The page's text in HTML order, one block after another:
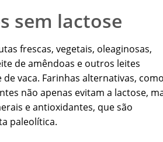
sem lactose
frescas, vegetais, oleaginosas,
de amêndoas e outros leites
vaca. Farinhas alternativas,
não apenas evitam a lactose,
e antioxidantes, que são
paleolítica.